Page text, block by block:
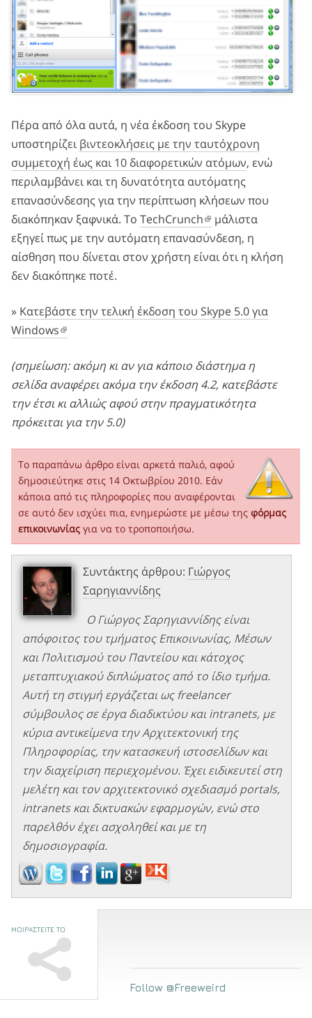
Πέρα από όλα αυτά, η νέα έκδοση του Skype
υποστηρίζειβιντεοκλήσεις με την ταυτόχρονη
συμμετοχή έως και 10 διαφορετικών ατόμων, ενώ
περιλαμβάνει και τη δυνατότητα αυτόματης
επανασύνδεσης για την περίπτωση κλήσεων που
διακόπηκαν ξαφνικά. Το TechCrunch
μάλιστα
εξηγεί πως με την αυτόματη επανασύνδεση, η
αίσθηση που δίνεται στον χρήστη είναι ότι η κλήση
δεν διακόπηκε ποτέ.
» Κατεβάστε την τελική έκδοση του Skype 5.0 για
Windows
(σημείωση: ακόμη κι αν για κάποιο διάστημα η
σελίδα αναφέρει ακόμα την έκδοση 4.2, κατεβάστε
την έτσι κι αλλιώς αφού στην πραγματικότητα
πρόκειται για την 5.0)
Το παραπάνω άρθρο είναι αρκετά παλιό, αφού
δημοσιεύτηκε στις 14 Οκτωβρίου 2010. Εάν
κάποια από τις πληροφορίες που αναφέρονται
σε αυτό δεν ισχύει πια, ενημερώστε με μέσω της φόρμας
επικοινωνίας για να το τροποποιήσω.
Συντάκτης άρθρου: Γιώργος
Σαρηγιαννίδης
Ο Γιώργος Σαρηγιαννίδης είναι
απόφοιτος του τμήματος Επικοινωνίας, Μέσων
και Πολιτισμού του Παντείου και κάτοχος
μεταπτυχιακού διπλώματος από το ίδιο τμήμα.
Αυτή τη στιγμή εργάζεται ως freelancer
σύμβουλος σε έργα διαδικτύου και intranets, με
κύρια αντικείμενα την Αρχιτεκτονική της
Πληροφορίας, την κατασκευή ιστοσελίδων και
την διαχείριση περιεχομένου. Έχει ειδικευτεί στη
μελέτη και τον αρχιτεκτονικό σχεδιασμό portals,
intranets και δικτυακών εφαρμογών, ενώ στο
παρελθόν έχει ασχοληθεί και με τη
δημοσιογραφία.
ΜΟΙΡΑΣΤΕΙΤΕ ΤΟ
Follow @Freeweird